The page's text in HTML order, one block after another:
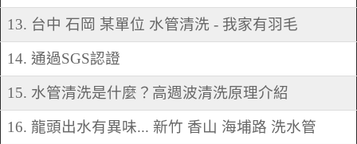
13. 台中 石岡 某單位 水管清洗 - 我家有羽毛
14. 通過SGS認證
15. 水管清洗是什麼？高週波清洗原理介紹
16. 龍頭出水有異味... 新竹 香山 海埔路 洗水管